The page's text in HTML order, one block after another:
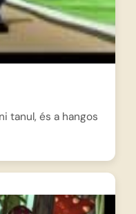
tanul, és a hangos